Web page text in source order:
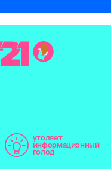
21
утоляет
информационный
голод